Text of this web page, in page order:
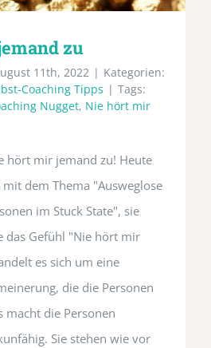
zu
11th, 2022 | Kategorien:
Coaching Tipps | Tags:
Nugget, Nie hört mir
hört mir jemand zu! Heute
dem Thema "Ausweglose
im Stuck State", sie
das Gefühl "Nie hört mir
es sich um eine
die die Personen
macht die Personen
Sie stehen wie vor